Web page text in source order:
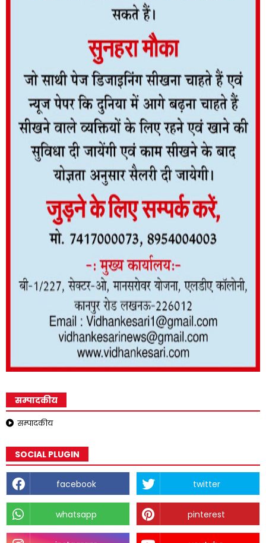
सम्पादकीय
सम्पादकीय
SOCIAL PLUGIN
facebook twitter
whatsapp pinterest